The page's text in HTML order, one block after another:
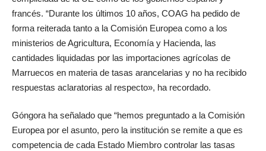
francés. “Durante los últimos 10 años, COAG ha pedido de
forma reiterada tanto a la Comisión Europea como a los
ministerios de Agricultura, Economía y Hacienda, las
cantidades liquidadas por las importaciones agrícolas de
Marruecos en materia de tasas arancelarias y no ha recibido
respuestas aclaratorias al respecto», ha recordado.
Góngora ha señalado que “hemos preguntado a la Comisión
Europea por el asunto, pero la institución se remite a que es
competencia de cada Estado Miembro controlar las tasas